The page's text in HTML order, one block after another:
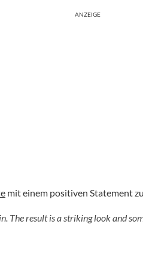
ANZEIGE
mit einem positiven Statement
The result is a striking look and